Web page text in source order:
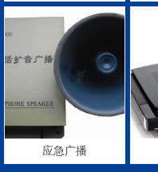
应急广播
应急广播